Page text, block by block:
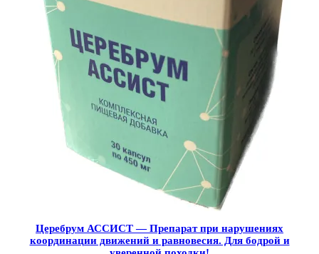
Церебрум АССИСТ — Препарат при нарушениях
координации движений и равновесия. Для бодрой и